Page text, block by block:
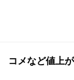
メなど値上が